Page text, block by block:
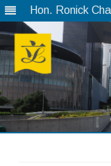
Hon. Ronick